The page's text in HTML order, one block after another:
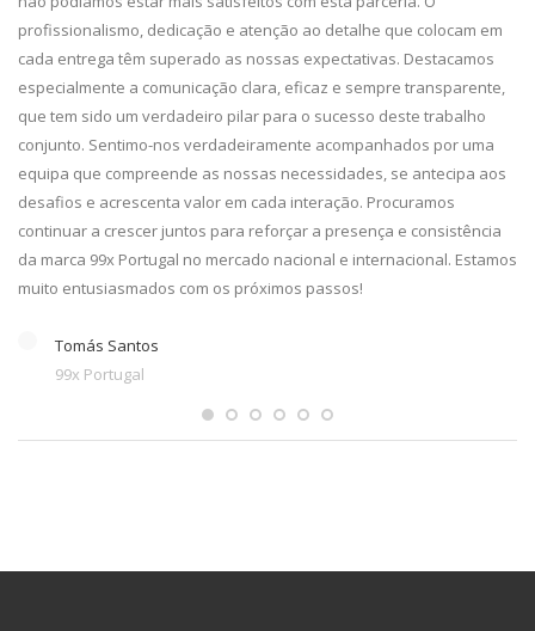
profissionalismo, dedicação e atenção ao detalhe que colocam em
cada entrega têm superado as nossas expectativas. Destacamos
especialmente a comunicação clara, eficaz e sempre transparente,
que tem sido um verdadeiro pilar para o sucesso deste trabalho
conjunto. Sentimo-nos verdadeiramente acompanhados por uma
equipa que compreende as nossas necessidades, se antecipa aos
desafios e acrescenta valor em cada interação. Procuramos
continuar a crescer juntos para reforçar a presença e consistência
da marca 99x Portugal no mercado nacional e internacional. Estamos
muito entusiasmados com os próximos passos!
Tomás Santos
99x Portugal